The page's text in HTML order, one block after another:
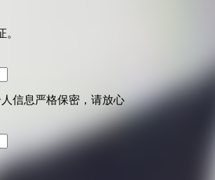
信息严格保密，请放心